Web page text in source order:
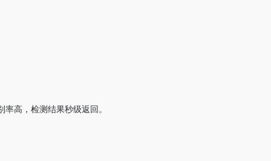
高，检测结果秒级返回。